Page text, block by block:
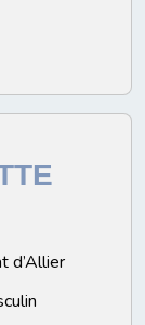
d’Allier